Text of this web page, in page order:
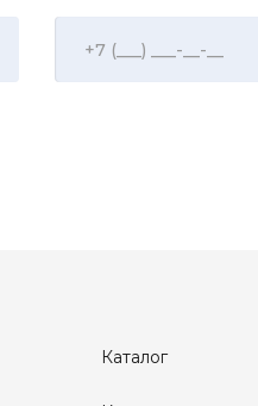
Каталог